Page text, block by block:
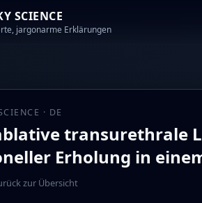
SCIENCE
jargonarme Erklärungen
· DE
transurethrale
Erholung in
zur Übersicht